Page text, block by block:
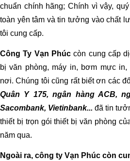
chuẩn chính hãng; Chính vì vậy,
toàn yên tâm và tin tưởng vào chất
tôi cung cấp.
Công Ty Vạn Phúc còn cung cấp
bị văn phòng, máy in, bơm mực
nơi. Chúng tôi cũng rất biết ơn các
Quân Y 175, ngân hàng ACB,
Sacombank, Vietinbank... đã tin
thiết bị trọn gói thiết bị văn phòng
năm qua.
Ngoài ra, công ty Vạn Phúc còn